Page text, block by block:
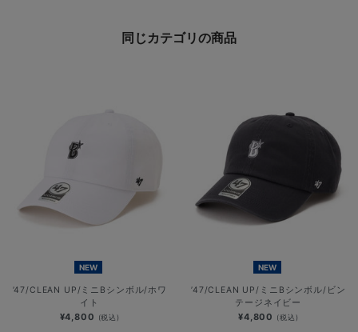
同じカテゴリの商品
NEW
’47/CLEAN UP/ミニBシンボル/ホワ
イト
¥4,800 (税込)
NEW
’47/CLEAN UP/ミニBシンボル/ビン
テージネイビー
¥4,800 (税込)